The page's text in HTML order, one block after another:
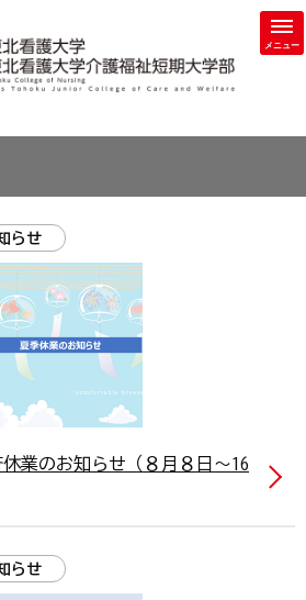
園 日本赤十字東北看護大学・日本赤
らせ
業のお知らせ（８月８日～16
らせ